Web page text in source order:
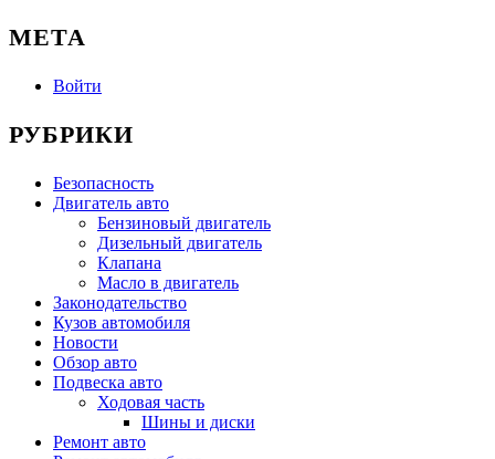
МЕТА
Войти
РУБРИКИ
Безопасность
Двигатель авто
Бензиновый двигатель
Дизельный двигатель
Клапана
Масло в двигатель
Законодательство
Кузов автомобиля
Новости
Обзор авто
Подвеска авто
Ходовая часть
Шины и диски
Ремонт авто